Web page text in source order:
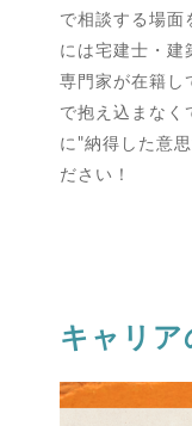
で相談する場面
には宅建士・建
専門家が在籍し
で抱え込まなく
に"納得した意
ださい！
キャリア